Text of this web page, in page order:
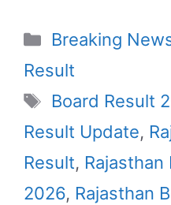
Categories
Breaking
Result
Tags
Board Result
Result Update,
Result, Rajasthan
2026, Rajasthan